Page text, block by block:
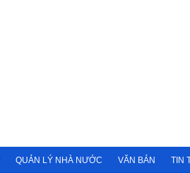
QUẢN LÝ NHÀ NƯỚC VĂN BẢN TIN